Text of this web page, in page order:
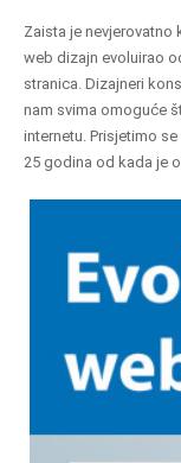
Zaista je
web dizajn evoluirao
stranica. Dizajneri
nam svima omoguće
internetu. Prisjetimo
25 godina od kada je